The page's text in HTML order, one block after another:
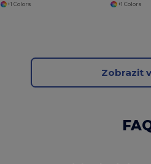
+1 Colors +1 Colors
Zobrazit